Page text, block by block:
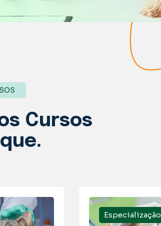
Cursos
Especialização